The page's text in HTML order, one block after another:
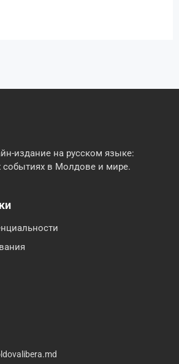
издание на русском языке:
событиях в Молдове и мире.